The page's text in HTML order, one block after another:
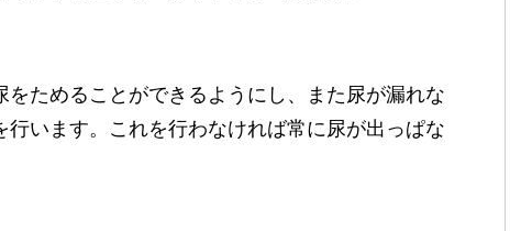
ためることができるようにし、また尿が漏れな
います。これを行わなければ常に尿が出っぱな